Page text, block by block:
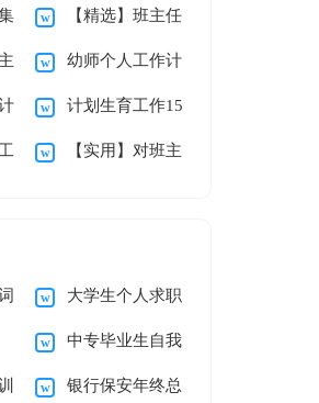
工作计划模板集合五
篇
【精选】班主任
学期的工作计划集合
九篇
幼师个人工作计
划15篇计划生育工作15
篇 【实用】对班主
大学生个人求职
简历自我介绍
中专毕业生自我
鉴定银行保安年终总